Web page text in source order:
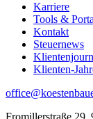
Karriere
Tools &
Kontakt
Steuernews
Klienten-
Fromillerstraße 29,